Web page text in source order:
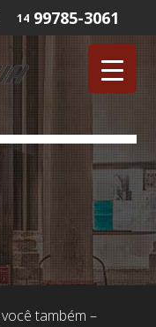
14 99785-3061
também –